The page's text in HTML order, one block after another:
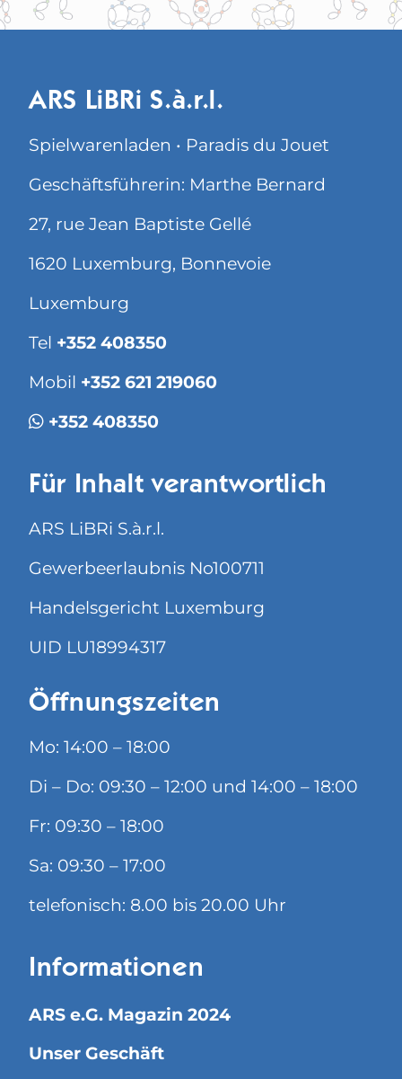
ARS LiBRi S.à.r.l.
Spielwarenladen • Paradis du Jouet
Geschäftsführerin: Marthe Bernard
27, rue Jean Baptiste Gellé
1620 Luxemburg, Bonnevoie
Luxemburg
Tel +352 408350
Mobil +352 621 219060
+352 408350
Für Inhalt verantwortlich
ARS LiBRi S.à.r.l.
Gewerbeerlaubnis No100711
Handelsgericht Luxemburg
UID LU18994317
Öffnungszeiten
Mo: 14:00 – 18:00
Di – Do: 09:30 – 12:00 und 14:00 – 18:00
Fr: 09:30 – 18:00
Sa: 09:30 – 17:00
telefonisch: 8.00 bis 20.00 Uhr
Informationen
ARS e.G. Magazin 2024
Unser Geschäft